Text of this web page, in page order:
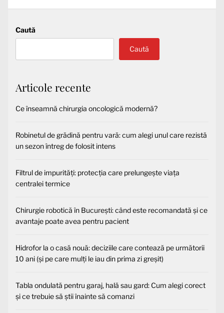
Caută
Caută
Articole recente
Ce înseamnă chirurgia oncologică modernă?
Robinetul de grădină pentru vară: cum alegi unul care rezistă
un sezon întreg de folosit intens
Filtrul de impurități: protecția care prelungește viața
centralei termice
Chirurgie robotică în București: când este recomandată și ce
avantaje poate avea pentru pacient
Hidrofor la o casă nouă: deciziile care contează pe următorii
10 ani (și pe care mulți le iau din prima zi greșit)
Tabla ondulată pentru garaj, hală sau gard: Cum alegi corect
și ce trebuie să știi înainte să comanzi